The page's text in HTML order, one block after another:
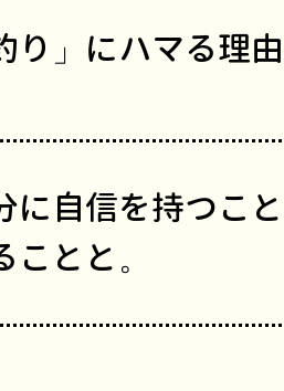
り」にハマる理
に自信を持つこ
ことと。